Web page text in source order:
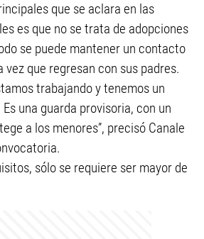
que se aclara en las
es que no se trata de adopciones
se puede mantener un contacto
vez que regresan con sus padres.
trabajando y tenemos un
una guarda provisoria, con un
a los menores”, precisó Canale
sólo se requiere ser mayor de